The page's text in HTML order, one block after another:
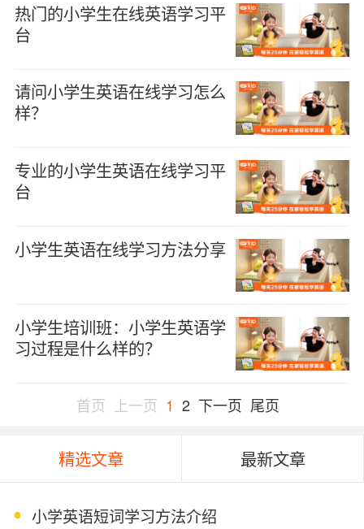
热门的小学生在线英语学习平
台
请问小学生英语在线学习怎么
样？
专业的小学生英语在线学习平
台
小学生英语在线学习方法分享
小学生培训班：小学生英语学
习过程是什么样的？
首页 上一页 1 2 下一页 尾页
精选文章 最新文章
小学英语短词学习方法介绍